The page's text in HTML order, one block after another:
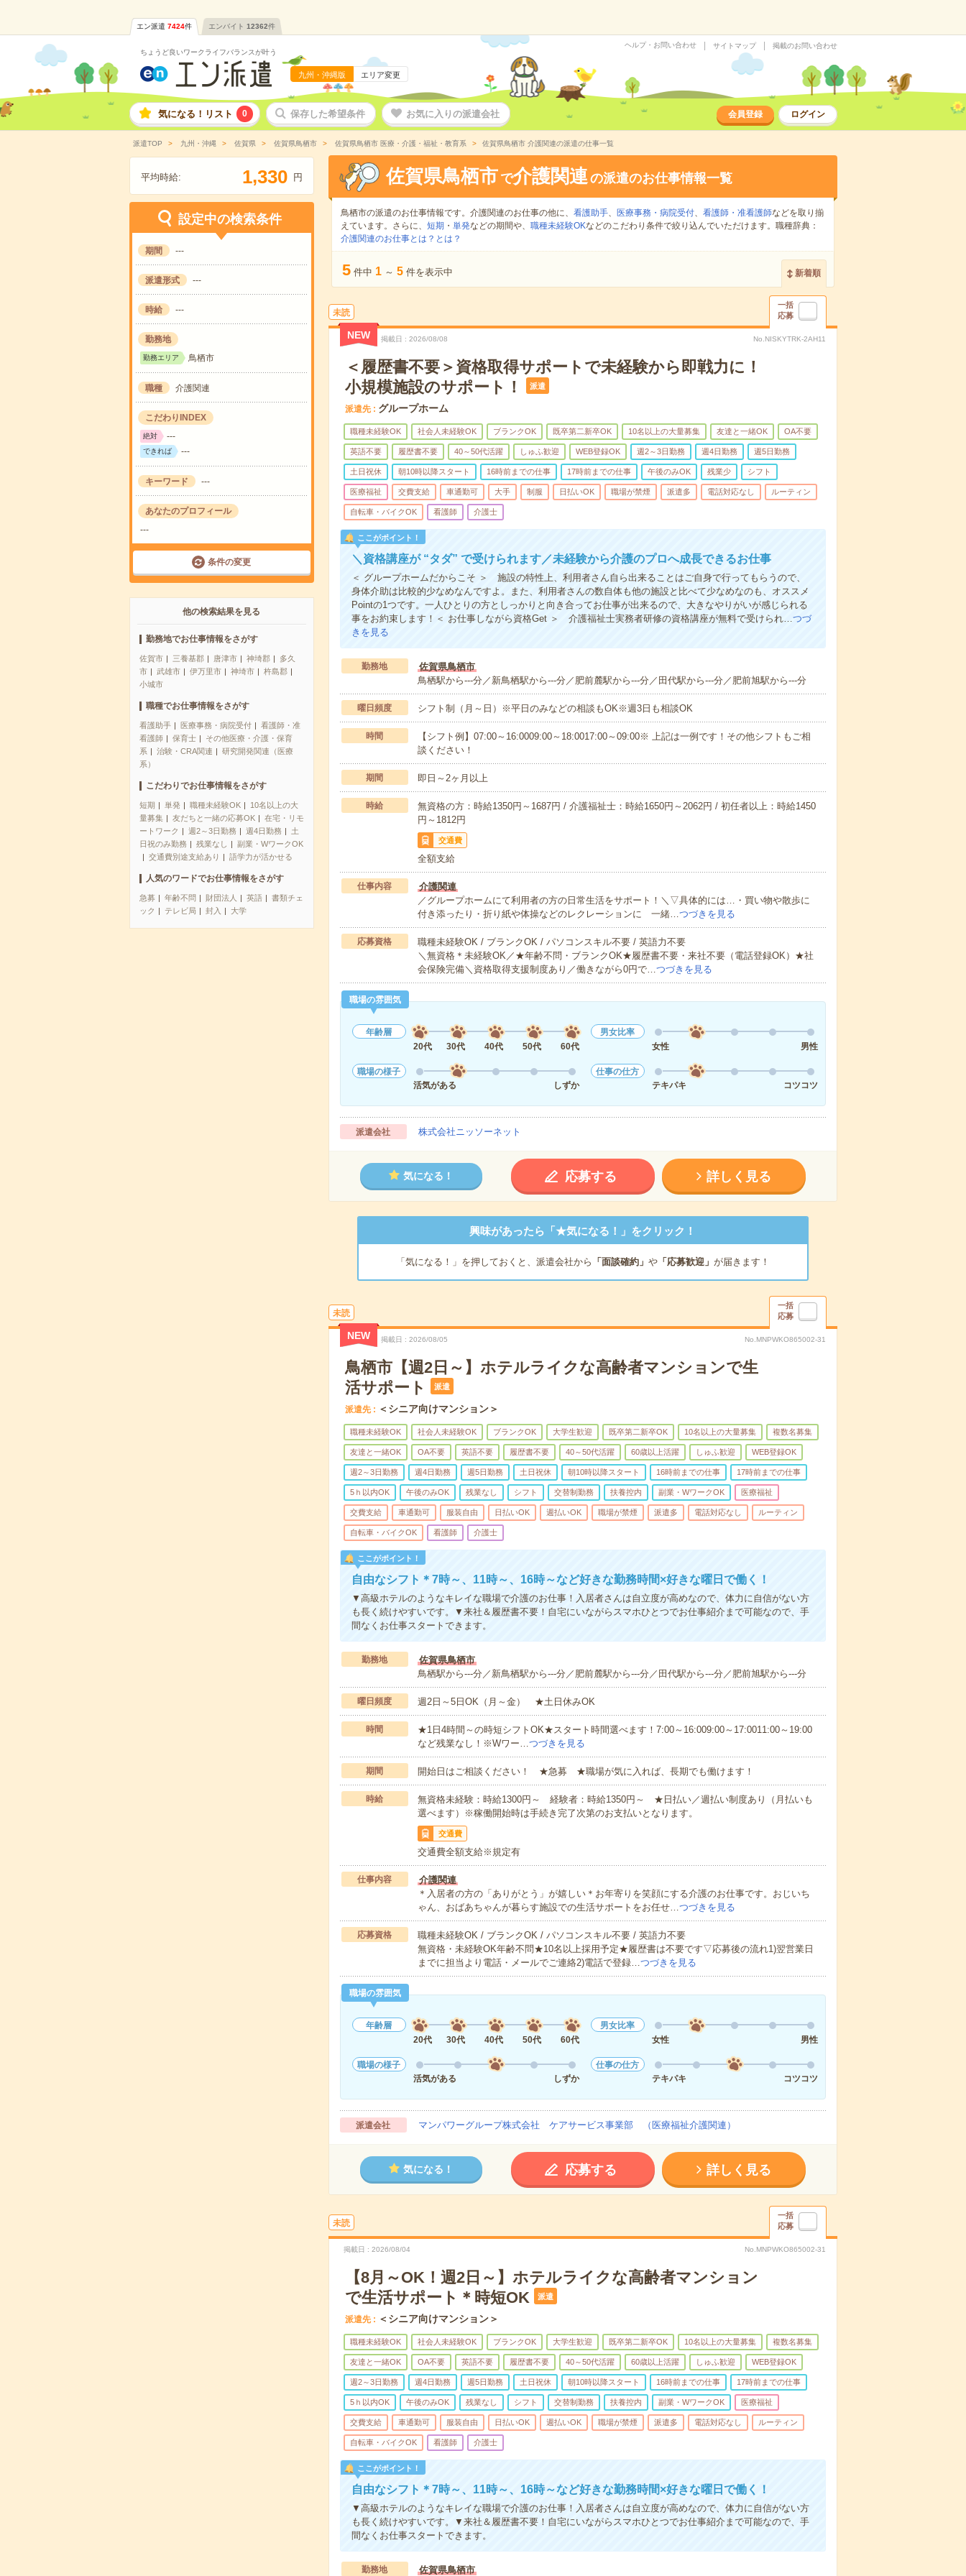
エン派遣 7424件 エンバイト 12362件
ちょうど良いワークライフバランスが叶う
九州・沖縄版 エリア変更
ヘルプ・お問い合わせ サイトマップ 掲載のお問い合わせ
気になる！リスト 0 保存した希望条件 お気に入りの派遣会社 会員登録 ログイン
派遣TOP 九州・沖縄 佐賀県 佐賀県鳥栖市 佐賀県鳥栖市 医療・介護・福祉・教育系 佐賀県鳥栖市 介護関連の派遣の仕事一覧
平均時給: 1,330 円
設定中の検索条件
期間 ---
派遣形式 ---
時給 ---
勤務地
勤務エリア 鳥栖市
職種 介護関連
こだわりINDEX
絶対 ---
できれば ---
キーワード ---
あなたのプロフィール
---
条件の変更
他の検索結果を見る
勤務地でお仕事情報をさがす
佐賀市 三養基郡 唐津市 神埼郡
多久
市
武雄市 伊万里市 神埼市
杵島郡
小城市
職種でお仕事情報をさがす
看護助手 医療事務・病院受付
看護師・准
看護師
保育士
その他医療・介護・保育
系
治験・CRA関連
研究開発関連（医療
系）
こだわりでお仕事情報をさがす
短期 単発 職種未経験OK
10名以上の大
量募集
友だちと一緒の応募OK
在宅・リモ
ートワーク
週2～3日勤務 週4日勤務
土
日祝のみ勤務
残業なし
副業・WワークOK
交通費別途支給あり
語学力が活かせる
人気のワードでお仕事情報をさがす
急募 年齢不問 財団法人 英語
書類チェ
ック
テレビ局 封入 大学
佐賀県鳥栖市 で介護関連の派遣のお仕事情報一覧
鳥栖市の派遣のお仕事情報です。介護関連のお仕事の他に、 看護助手、 医療事務・病院受付、 看護師・准看護師などを取り揃
えています。さらに、 短期 ・ 単発などの期間や、 職種未経験OKなどのこだわり条件で絞り込んでいただけます。職種辞典：
介護関連のお仕事とは？とは？
5 件中 1 ～ 5 件を表示中 新着順
未読
一括
応募
NEW 掲載日 2026/08/08 No.NISKYTRK-2AH11
＜履歴書不要＞資格取得サポートで未経験から即戦力に！
小規模施設のサポート！
派遣
派遣先 グループホーム
職種未経験OK 社会人未経験OK ブランクOK 既卒第二新卒OK 10名以上の大量募集 友達と一緒OK OA不要
英語不要 履歴書不要 40～50代活躍 しゅふ歓迎 WEB登録OK 週2～3日勤務 週4日勤務 週5日勤務
土日祝休 朝10時以降スタート 16時前までの仕事 17時前までの仕事 午後のみOK 残業少 シフト
医療福祉 交費支給 車通勤可 大手 制服 日払いOK 職場が禁煙 派遣多 電話対応なし ルーティン
自転車・バイクOK 看護師 介護士
ここがポイント！
＼資格講座が “タダ” で受けられます／未経験から介護のプロへ成長できるお仕事
＜ グループホームだからこそ ＞ 施設の特性上、利用者さん自ら出来ることはご自身で行ってもらうので、
身体介助は比較的少なめなんですよ。また、利用者さんの数自体も他の施設と比べて少なめなのも、オススメ
Pointの1つです。一人ひとりの方としっかりと向き合ってお仕事が出来るので、大きなやりがいが感じられる
事をお約束します！＜ お仕事しながら資格Get ＞ 介護福祉士実務者研修の資格講座が無料で受けられ…つづ
きを見る
勤務地
佐賀県鳥栖市
鳥栖駅から---分／新鳥栖駅から---分／肥前麓駅から---分／田代駅から---分／肥前旭駅から---分
曜日頻度 シフト制（月～日）※平日のみなどの相談もOK※週3日も相談OK
時間
【シフト例】07:00～16:0009:00～18:0017:00～09:00※ 上記は一例です！その他シフトもご相
談ください！
期間 即日～2ヶ月以上
時給
無資格の方：時給1350円～1687円 / 介護福祉士：時給1650円～2062円 / 初任者以上：時給1450
円～1812円
交通費
全額支給
仕事内容
介護関連
／グループホームにて利用者の方の日常生活をサポート！＼▽具体的には…・買い物や散歩に
付き添ったり・折り紙や体操などのレクレーションに 一緒…つづきを見る
応募資格
職種未経験OK / ブランクOK / パソコンスキル不要 / 英語力不要
＼無資格＊未経験OK／★年齢不問・ブランクOK★履歴書不要・来社不要（電話登録OK）★社
会保険完備＼資格取得支援制度あり／働きながら0円で…つづきを見る
職場の雰囲気
年齢層
20代
30代 40代 50代 60代
男女比率
女性
男性
職場の様子
活気がある
しずか
仕事の仕方
テキパキ
コツコツ
派遣会社 株式会社ニッソーネット
気になる！ 応募する 詳しく見る
興味があったら「★気になる！」をクリック！
「気になる！」を押しておくと、派遣会社から 「面談確約」 や「応募歓迎」 が届きます！
未読
一括
応募
NEW 掲載日 2026/08/05 No.MNPWKO865002-31
鳥栖市【週2日～】ホテルライクな高齢者マンションで生
活サポート
派遣
派遣先 ＜シニア向けマンション＞
職種未経験OK 社会人未経験OK ブランクOK 大学生歓迎 既卒第二新卒OK 10名以上の大量募集 複数名募集
友達と一緒OK OA不要 英語不要 履歴書不要 40～50代活躍 60歳以上活躍 しゅふ歓迎 WEB登録OK
週2～3日勤務 週4日勤務 週5日勤務 土日祝休 朝10時以降スタート 16時前までの仕事 17時前までの仕事
5ｈ以内OK 午後のみOK 残業なし シフト 交替制勤務 扶養控内 副業・WワークOK 医療福祉
交費支給 車通勤可 服装自由 日払いOK 週払いOK 職場が禁煙 派遣多 電話対応なし ルーティン
自転車・バイクOK 看護師 介護士
ここがポイント！
自由なシフト＊7時～、11時～、16時～など好きな勤務時間×好きな曜日で働く！
▼高級ホテルのようなキレイな職場で介護のお仕事！入居者さんは自立度が高めなので、体力に自信がない方
も長く続けやすいです。▼来社＆履歴書不要！自宅にいながらスマホひとつでお仕事紹介まで可能なので、手
間なくお仕事スタートできます。
勤務地
佐賀県鳥栖市
鳥栖駅から---分／新鳥栖駅から---分／肥前麓駅から---分／田代駅から---分／肥前旭駅から---分
曜日頻度 週2日～5日OK（月～金） ★土日休みOK
時間
★1日4時間～の時短シフトOK★スタート時間選べます！7:00～16:009:00～17:0011:00～19:00
など残業なし！※Wワー…つづきを見る
期間 開始日はご相談ください！ ★急募 ★職場が気に入れば、長期でも働けます！
時給
無資格未経験：時給1300円～ 経験者：時給1350円～ ★日払い／週払い制度あり（月払いも
選べます）※稼働開始時は手続き完了次第のお支払いとなります。
交通費
交通費全額支給※規定有
仕事内容
介護関連
＊入居者の方の「ありがとう」が嬉しい＊お年寄りを笑顔にする介護のお仕事です。おじいち
ゃん、おばあちゃんが暮らす施設での生活サポートをお任せ…つづきを見る
応募資格
職種未経験OK / ブランクOK / パソコンスキル不要 / 英語力不要
無資格・未経験OK年齢不問★10名以上採用予定★履歴書は不要です▽応募後の流れ1)翌営業日
までに担当より電話・メールでご連絡2)電話で登録…つづきを見る
職場の雰囲気
年齢層
20代
30代 40代 50代 60代
男女比率
女性
男性
職場の様子
活気がある
しずか
仕事の仕方
テキパキ
コツコツ
派遣会社 マンパワーグループ株式会社 ケアサービス事業部 （医療福祉介護関連）
気になる！ 応募する 詳しく見る
未読
一括
応募
掲載日 2026/08/04 No.MNPWKO865002-31
【8月～OK！週2日～】ホテルライクな高齢者マンション
で生活サポート＊時短OK
派遣
派遣先 ＜シニア向けマンション＞
職種未経験OK 社会人未経験OK ブランクOK 大学生歓迎 既卒第二新卒OK 10名以上の大量募集 複数名募集
友達と一緒OK OA不要 英語不要 履歴書不要 40～50代活躍 60歳以上活躍 しゅふ歓迎 WEB登録OK
週2～3日勤務 週4日勤務 週5日勤務 土日祝休 朝10時以降スタート 16時前までの仕事 17時前までの仕事
5ｈ以内OK 午後のみOK 残業なし シフト 交替制勤務 扶養控内 副業・WワークOK 医療福祉
交費支給 車通勤可 服装自由 日払いOK 週払いOK 職場が禁煙 派遣多 電話対応なし ルーティン
自転車・バイクOK 看護師 介護士
ここがポイント！
自由なシフト＊7時～、11時～、16時～など好きな勤務時間×好きな曜日で働く！
▼高級ホテルのようなキレイな職場で介護のお仕事！入居者さんは自立度が高めなので、体力に自信がない方
も長く続けやすいです。▼来社＆履歴書不要！自宅にいながらスマホひとつでお仕事紹介まで可能なので、手
間なくお仕事スタートできます。
勤務地 佐賀県鳥栖市